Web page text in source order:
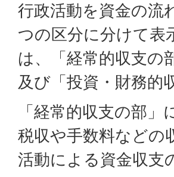
行政活動を資金の流
つの区分に分けて表
は、「経常的収支の
及び「投資・財務的
「経常的収支の部
税収や手数料などの
活動による資金収支